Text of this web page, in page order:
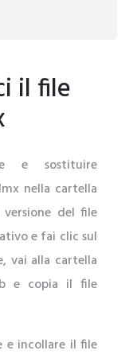
il file
e sostituire
nella cartella
del file
e fai clic sul
vai alla cartella
e copia il file
e incollare il file